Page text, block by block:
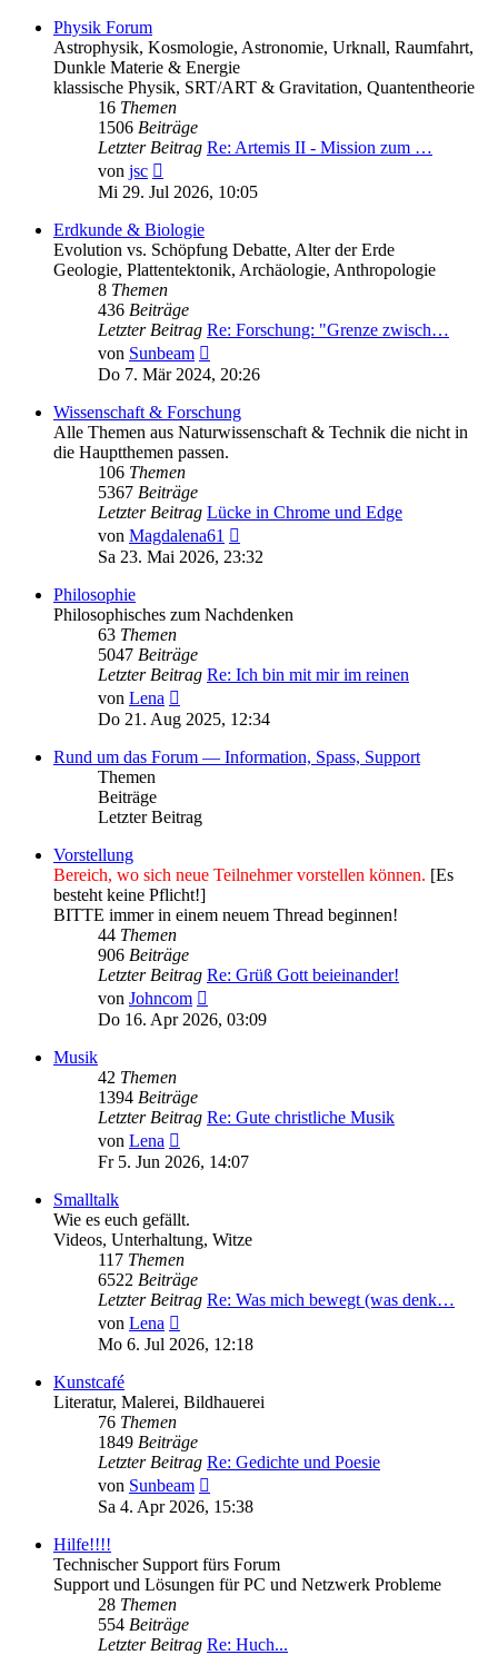
Physik Forum
Astrophysik, Kosmologie, Astronomie, Urknall, Raumfahrt,
Dunkle Materie & Energie
klassische Physik, SRT/ART & Gravitation, Quantentheorie
16 Themen
1506 Beiträge
Letzter Beitrag Re: Artemis II - Mission zum …
von jsc
Beitrag
Mi 29. Jul 2026, 10:05
Erdkunde & Biologie
Evolution vs. Schöpfung Debatte, Alter der Erde
Geologie, Plattentektonik, Archäologie, Anthropologie
8 Themen
436 Beiträge
Letzter Beitrag Re: Forschung: "Grenze zwisch…
von Sunbeam
Beitrag
Do 7. Mär 2024, 20:26
Wissenschaft & Forschung
Alle Themen aus Naturwissenschaft & Technik die nicht in
die Hauptthemen passen.
106 Themen
5367 Beiträge
Letzter Beitrag Lücke in Chrome und Edge
von Magdalena61
Beitrag
Sa 23. Mai 2026, 23:32
Philosophie
Philosophisches zum Nachdenken
63 Themen
5047 Beiträge
Letzter Beitrag Re: Ich bin mit mir im reinen
von Lena
Beitrag
Do 21. Aug 2025, 12:34
Rund um das Forum — Information, Spass, Support
Themen
Beiträge
Letzter Beitrag
Vorstellung
Bereich, wo sich neue Teilnehmer vorstellen können. [Es
besteht keine Pflicht!]
BITTE immer in einem neuem Thread beginnen!
44 Themen
906 Beiträge
Letzter Beitrag Re: Grüß Gott beieinander!
von Johncom
Beitrag
Do 16. Apr 2026, 03:09
Musik
42 Themen
1394 Beiträge
Letzter Beitrag Re: Gute christliche Musik
von Lena
Beitrag
Fr 5. Jun 2026, 14:07
Smalltalk
Wie es euch gefällt.
Videos, Unterhaltung, Witze
117 Themen
6522 Beiträge
Letzter Beitrag Re: Was mich bewegt (was denk…
von Lena
Beitrag
Mo 6. Jul 2026, 12:18
Kunstcafé
Literatur, Malerei, Bildhauerei
76 Themen
1849 Beiträge
Letzter Beitrag Re: Gedichte und Poesie
von Sunbeam
Beitrag
Sa 4. Apr 2026, 15:38
Hilfe!!!!
Technischer Support fürs Forum
Support und Lösungen für PC und Netzwerk Probleme
28 Themen
554 Beiträge
Letzter Beitrag Re: Huch...